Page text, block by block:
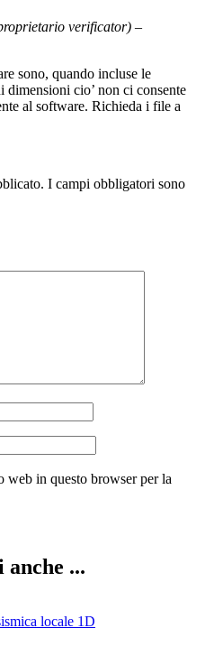
verificator) –
sono, quando incluse le
dimensioni cio’ non ci consente
al software. Richieda i file a
I campi obbligatori sono
web in questo browser per la
...
locale 1D